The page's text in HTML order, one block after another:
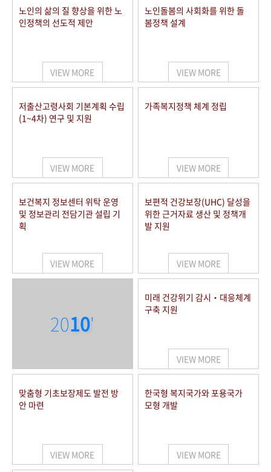
노인의 삶의 질 향상을 위한 노
인정책의 선도적 제안
VIEW MORE
노인돌봄의 사회화를 위한 돌
봄정책 설계
VIEW MORE
저출산고령사회 기본계획 수립
(1~4차) 연구 및 지원
VIEW MORE
가족복지정책 체계 정립
VIEW MORE
보건복지 정보센터 위탁 운영
및 정보관리 전담기관 설립 기
획
VIEW MORE
보편적 건강보장(UHC) 달성을
위한 근거자료 생산 및 정책개
발 지원
VIEW MORE
2010'
미래 건강위기 감시‧대응체계
구축 지원
VIEW MORE
맞춤형 기초보장제도 발전 방
안 마련
VIEW MORE
한국형 복지국가와 포용국가
모형 개발
VIEW MORE